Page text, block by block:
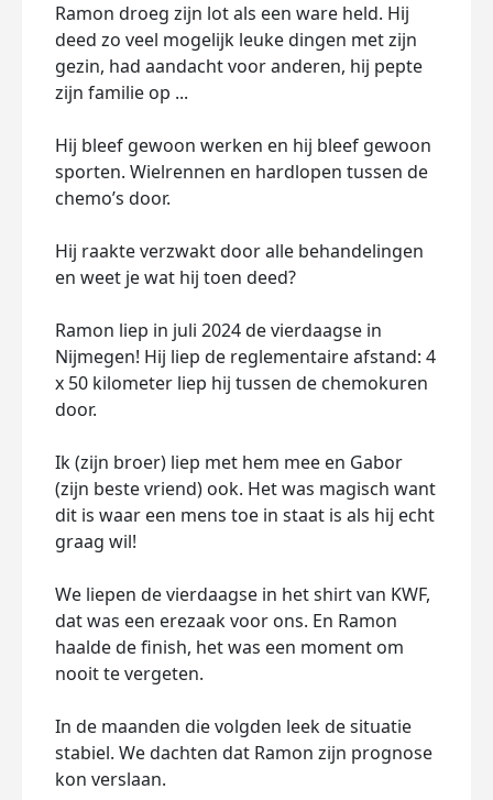
Ramon droeg zijn lot als een ware held. Hij
deed zo veel mogelijk leuke dingen met zijn
gezin, had aandacht voor anderen, hij pepte
zijn familie op ...
Hij bleef gewoon werken en hij bleef gewoon
sporten. Wielrennen en hardlopen tussen de
chemo’s door.
Hij raakte verzwakt door alle behandelingen
en weet je wat hij toen deed?
Ramon liep in juli 2024 de vierdaagse in
Nijmegen! Hij liep de reglementaire afstand: 4
x 50 kilometer liep hij tussen de chemokuren
door.
Ik (zijn broer) liep met hem mee en Gabor
(zijn beste vriend) ook. Het was magisch want
dit is waar een mens toe in staat is als hij echt
graag wil!
We liepen de vierdaagse in het shirt van KWF,
dat was een erezaak voor ons. En Ramon
haalde de finish, het was een moment om
nooit te vergeten.
In de maanden die volgden leek de situatie
stabiel. We dachten dat Ramon zijn prognose
kon verslaan.